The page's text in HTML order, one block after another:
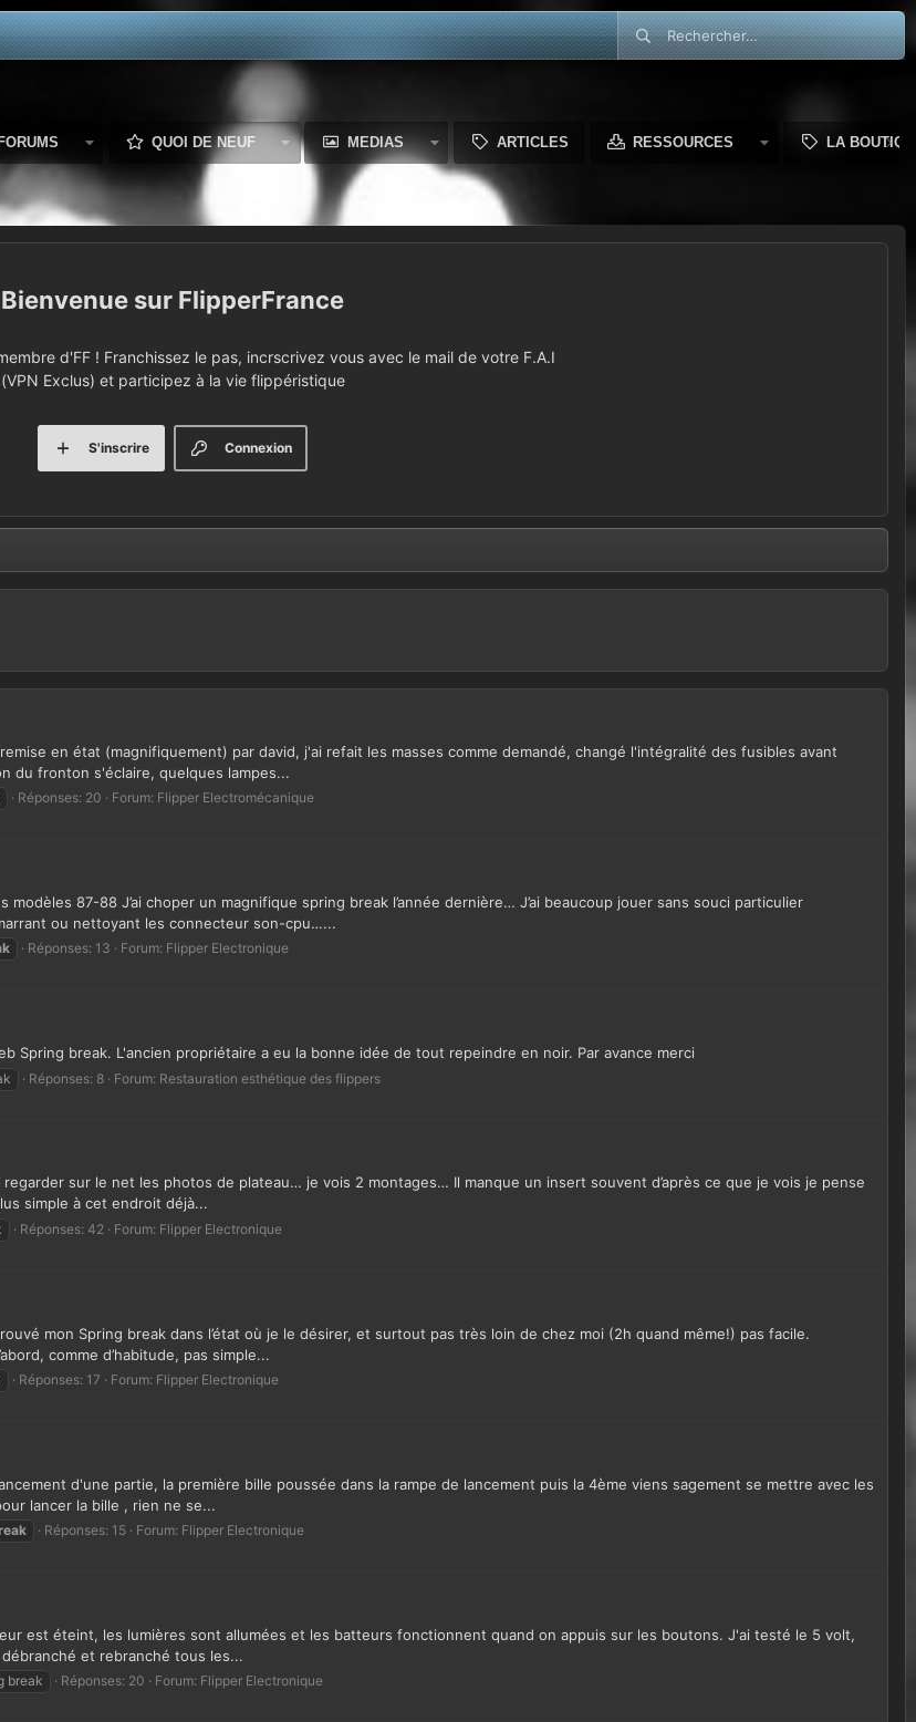
FORUMS QUOI DE NEUF MEDIAS ARTICLES RESSOURCES LA
FlipperFrance
d'FF ! Franchissez le pas, incrscrivez vous avec le mail de votre F.A.I
(VPN Exclus) et participez à la vie flippéristique
Connexion
S'inscrire
en état (magnifiquement) par david, j'ai refait les masses comme demandé, changé l'intégralité des fusibles avant
du fronton s'éclaire, quelques lampes...
Réponses: 20 Forum: Flipper Electromécanique
87-88 J’ai choper un magnifique spring break l’année dernière… J’ai beaucoup jouer sans souci particulier
ou nettoyant les connecteur son-cpu…...
Réponses: 13 Forum: Flipper Electronique
Spring break. L'ancien propriétaire a eu la bonne idée de tout repeindre en noir. Par avance merci
Réponses: 8 Forum: Restauration esthétique des flippers
sur le net les photos de plateau… je vois 2 montages… Il manque un insert souvent d’après ce que je vois je pense
simple à cet endroit déjà...
Réponses: 42 Forum: Flipper Electronique
mon Spring break dans l’état où je le désirer, et surtout pas très loin de chez moi (2h quand même!) pas facile.
comme d’habitude, pas simple...
Réponses: 17 Forum: Flipper Electronique
d'une partie, la première bille poussée dans la rampe de lancement puis la 4ème viens sagement se mettre avec les
lancer la bille , rien ne se...
Réponses: 15 Forum: Flipper Electronique
est éteint, les lumières sont allumées et les batteurs fonctionnent quand on appuis sur les boutons. J'ai testé le 5 volt,
et rebranché tous les...
break Réponses: 20 Forum: Flipper Electronique